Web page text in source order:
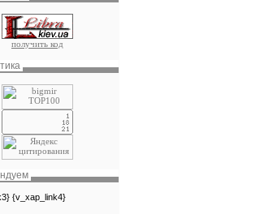
получить код
{v_xap_link4}